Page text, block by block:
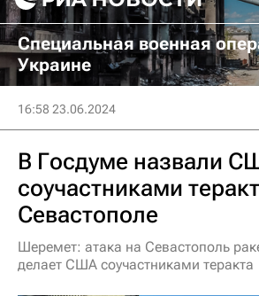
Специальная военная
Украине
16:58 23.06.2024
В Госдуме назвали
соучастниками
Севастополе
Шеремет: атака на Севастополь
делает США соучастниками теракта